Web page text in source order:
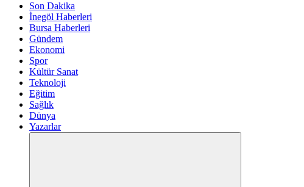
Son Dakika
İnegöl Haberleri
Bursa Haberleri
Gündem
Ekonomi
Spor
Kültür Sanat
Teknoloji
Eğitim
Sağlık
Dünya
Yazarlar